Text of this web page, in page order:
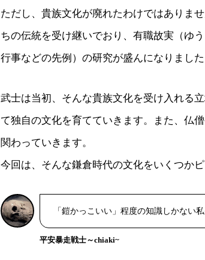
ただし、貴族文化が廃れたわけではありま
ちの伝統を受け継いでおり、有職故実（ゆ
行事などの先例）の研究が盛んになりました
武士は当初、そんな貴族文化を受け入れる
て独自の文化を育てていきます。また、仏
関わっていきます。
今回は、そんな鎌倉時代の文化をいくつか
「鎧かっこいい」程度の知識しかない
平安暴走戦士～chiaki~